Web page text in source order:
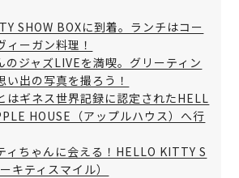
SHOW BOXに到着。ランチはコー
ィーガン料理！
のジャズLIVEを満喫。グリーティン
い出の写真を撮ろう！
はギネス世界記録に認定されたHELL
HOUSE（アップルハウス）へ行
ィちゃんに会える！HELLO KITTY S
キティスマイル）